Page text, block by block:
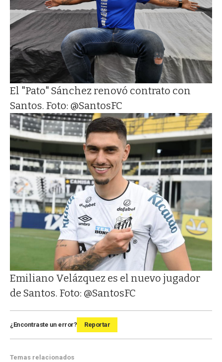
El "Pato" Sánchez renovó contrato con
Santos. Foto: @SantosFC
Emiliano Velázquez es el nuevo jugador
de Santos. Foto: @SantosFC
¿Encontraste un error? Reportar
Temas relacionados